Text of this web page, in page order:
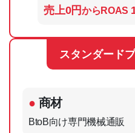
売上0円からROAS
スタンダード
商材
BtoB向け専門機械通販